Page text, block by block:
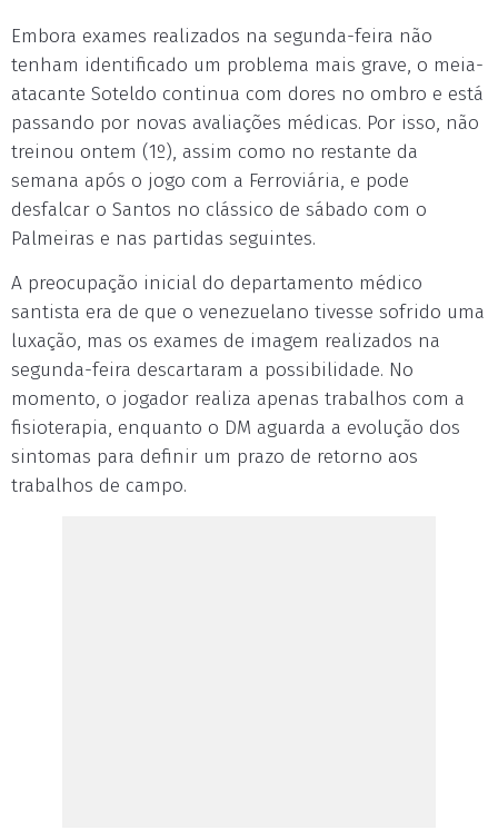
Embora exames realizados na segunda-feira não
tenham identificado um problema mais grave, o meia-
atacante Soteldo continua com dores no ombro e está
passando por novas avaliações médicas. Por isso, não
treinou ontem (1º), assim como no restante da
semana após o jogo com a Ferroviária, e pode
desfalcar o Santos no clássico de sábado com o
Palmeiras e nas partidas seguintes.
A preocupação inicial do departamento médico
santista era de que o venezuelano tivesse sofrido uma
luxação, mas os exames de imagem realizados na
segunda-feira descartaram a possibilidade. No
momento, o jogador realiza apenas trabalhos com a
fisioterapia, enquanto o DM aguarda a evolução dos
sintomas para definir um prazo de retorno aos
trabalhos de campo.